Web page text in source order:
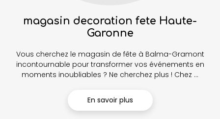
magasin decoration fete Haute-
Garonne
Vous cherchez le magasin de fête à Balma-Gramont
incontournable pour transformer vos événements en
moments inoubliables ? Ne cherchez plus ! Chez ...
En savoir plus